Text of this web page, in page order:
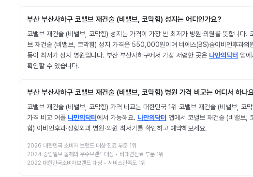
부산 부산사하구 코밸브 재건술 (비밸브, 코막힘) 성지는 어디인가요?
코밸브 재건술 (비밸브, 코막힘) 성지는 가격이 가장 싼 최저가 병원·의원를 뜻합니다.
브 재건술 (비밸브, 코막힘) 성지 가격은 550,000원이며 비에스(BS)숨이비인후과의
등이 최저가 성지 병원입니다. 부산 부산사하구에서 가장 저렴한 곳은 나만의닥터 앱에
확인할 수 있습니다.
부산 부산사하구 코밸브 재건술 (비밸브, 코막힘) 병원 가격 비교는 어디서 하나
코밸브 재건술 (비밸브, 코막힘) 가격 비교는 대한민국 1위 코밸브 재건술 (비밸브, 코
가격 비교 어플 나만의닥터에서 가능해요. 나만의닥터 앱에서 코밸브 재건술 (비밸브,
힘) 이비인후과·성형외과 병원·의원 최저가를 확인하고 예약해보세요.
2026 대한민국 소비자 브랜드 대상 진료 부문 1위
2024 중앙일보 올해의 우수브랜드대상 • 비대면진료 부문 1위
2022 대한민국소비자브랜드 대상 • 서비스만족도 1위